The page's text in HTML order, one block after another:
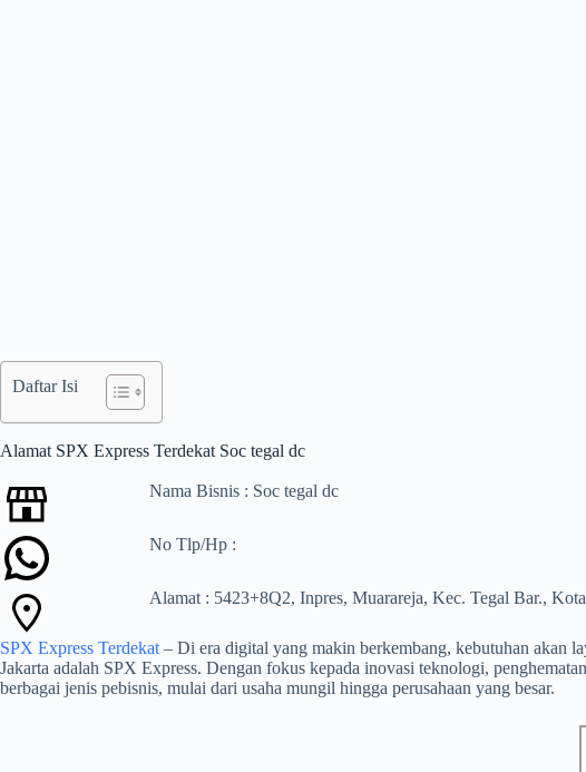
Daftar Isi
Alamat SPX Express Terdekat Soc tegal dc
Nama Bisnis : Soc tegal dc
No Tlp/Hp :
Alamat : 5423+8Q2, Inpres, Muarareja, Kec. Tegal Bar.,
SPX Express Terdekat – Di era digital yang makin berkembang, kebutuhan akan
Jakarta adalah SPX Express. Dengan fokus kepada inovasi teknologi,
berbagai jenis pebisnis, mulai dari usaha mungil hingga perusahaan yang besar.